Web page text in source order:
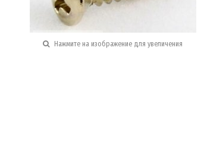
Нажмите на изображение для увеличения